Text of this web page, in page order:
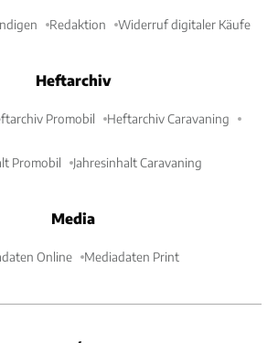
Redaktion Widerruf digitaler Käufe
Heftarchiv
Promobil Heftarchiv Caravaning
Promobil Jahresinhalt Caravaning
Media
Online Mediadaten Print